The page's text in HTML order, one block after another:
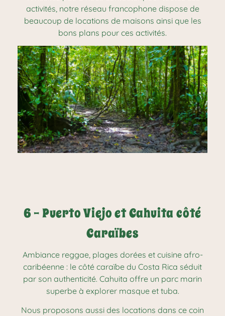
activités, notre réseau francophone dispose de
beaucoup de locations de maisons ainsi que les
bons plans pour ces activités.
6 - Puerto Viejo et Cahuita côté
Caraïbes
Ambiance reggae, plages dorées et cuisine afro-
caribéenne : le côté caraïbe du Costa Rica séduit
par son authenticité. Cahuita offre un parc marin
superbe à explorer masque et tuba.
Nous proposons aussi des locations dans ce coin